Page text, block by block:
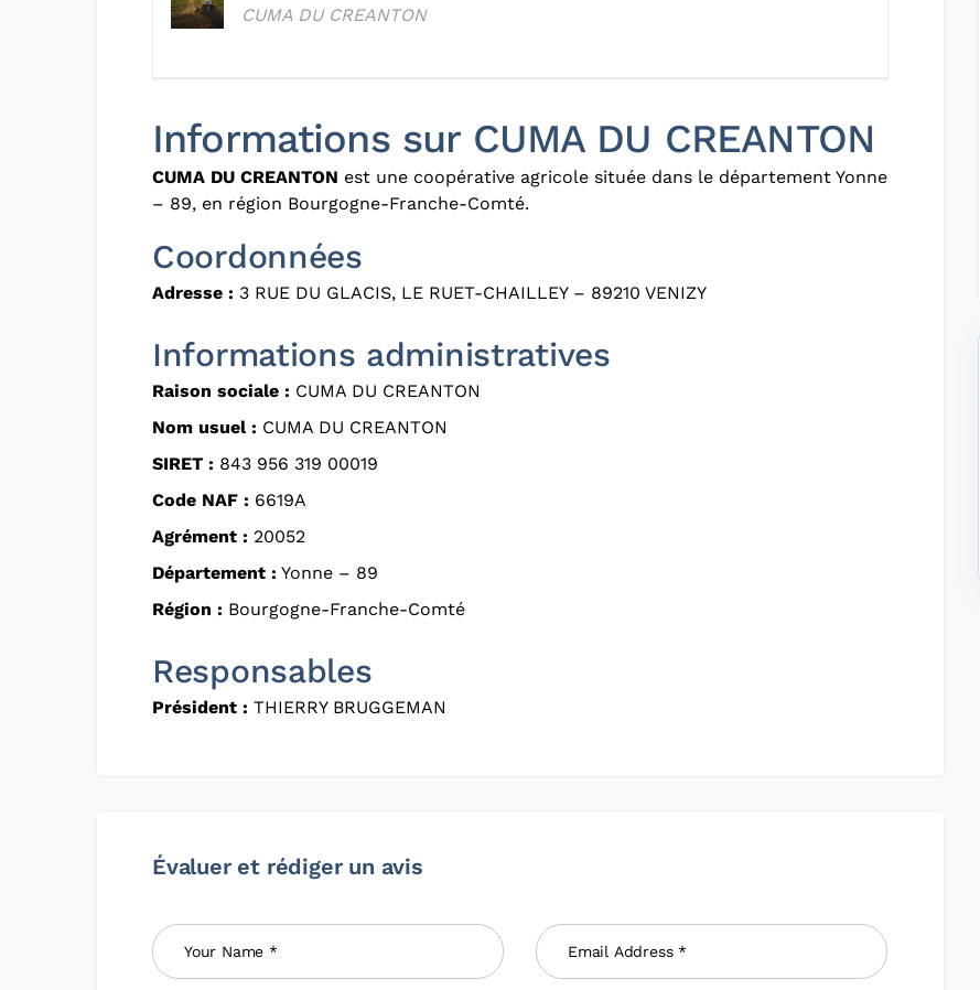
CUMA DU CREANTON
Informations sur CUMA DU CREANTON
CUMA DU CREANTON est une coopérative agricole située dans le département Yonne
– 89, en région Bourgogne-Franche-Comté.
Coordonnées
Adresse : 3 RUE DU GLACIS, LE RUET-CHAILLEY – 89210 VENIZY
Informations administratives
Raison sociale : CUMA DU CREANTON
Nom usuel : CUMA DU CREANTON
SIRET : 843 956 319 00019
Code NAF : 6619A
Agrément : 20052
Département : Yonne – 89
Région : Bourgogne-Franche-Comté
Responsables
Président : THIERRY BRUGGEMAN
Évaluer et rédiger un avis